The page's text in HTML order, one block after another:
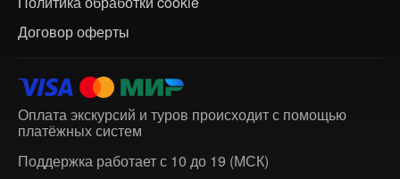
Договор оферты
Оплата экскурсий и туров происходит с помощью
платёжных систем
Поддержка работает с 10 до 19 (МСК)